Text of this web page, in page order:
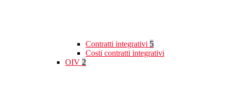
Contratti integrativi 5
Costi contratti integrativi
OIV 2